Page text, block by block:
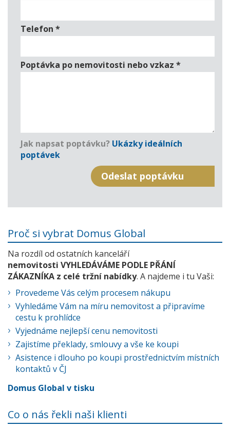
Telefon *
Poptávka po nemovitosti nebo vzkaz *
Jak napsat poptávku? Ukázky ideálních
poptávek
Proč si vybrat Domus Global
Na rozdíl od ostatních kanceláří
nemovitosti VYHLEDÁVÁME PODLE PŘÁNÍ
ZÁKAZNÍKA z celé tržní nabídky. A najdeme i tu Vaši:
Provedeme Vás celým procesem nákupu
Vyhledáme Vám na míru nemovitost a připravíme
cestu k prohlídce
Vyjednáme nejlepší cenu nemovitosti
Zajistíme překlady, smlouvy a vše ke koupi
Asistence i dlouho po koupi prostřednictvím místních
kontaktů v ČJ
Domus Global v tisku
Co o nás řekli naši klienti